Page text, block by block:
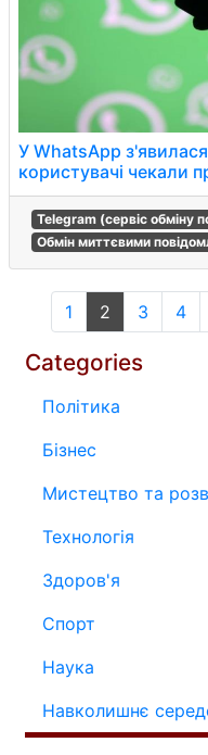
У WhatsApp
користувачі чекали
Telegram (сервіс обміну
Обмін миттєвими
1 2 3 4
Categories
Політика
Бізнес
Мистецтво та
Технологія
Здоров'я
Спорт
Наука
Навколишнє